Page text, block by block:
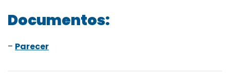
Documentos:
– Parecer